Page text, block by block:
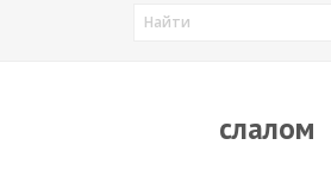
слалом